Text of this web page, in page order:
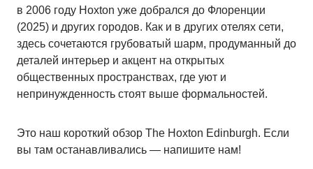
в 2006 году Hoxton уже добрался до Флоренции
(2025) и других городов. Как и в других отелях сети,
здесь сочетаются грубоватый шарм, продуманный до
деталей интерьер и акцент на открытых
общественных пространствах, где уют и
непринужденность стоят выше формальностей.
Это наш короткий обзор The Hoxton Edinburgh. Если
вы там останавливались — напишите нам!